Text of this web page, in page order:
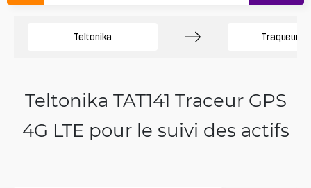
Teltonika Traqueurs
Teltonika TAT141 Traceur GPS
4G LTE pour le suivi des actifs